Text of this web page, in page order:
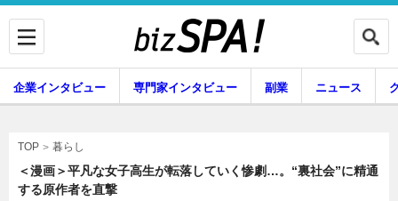
企業インタビュー 専門家インタビュー 副業 ニュース
TOP 暮らし
＜漫画＞平凡な女子高生が転落していく惨劇…。“裏社会”に精通
する原作者を直撃